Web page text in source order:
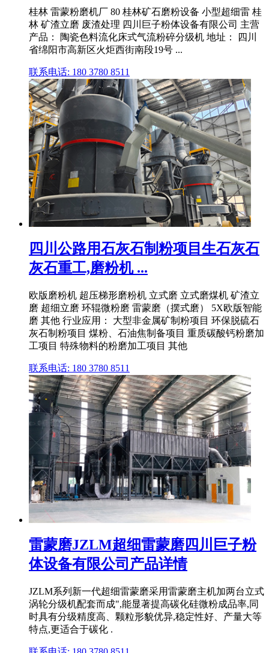
桂林 雷蒙粉磨机厂 80 桂林矿石磨粉设备 小型超细雷 桂
林 矿渣立磨 废渣处理 四川巨子粉体设备有限公司 主营
产品： 陶瓷色料流化床式气流粉碎分级机 地址： 四川
省绵阳市高新区火炬西街南段19号 ...
联系电话: 180 3780 8511
四川公路用石灰石制粉项目生石灰石
灰石重工,磨粉机 ...
欧版磨粉机 超压梯形磨粉机 立式磨 立式磨煤机 矿渣立
磨 超细立磨 环辊微粉磨 雷蒙磨（摆式磨） 5X欧版智能
磨 其他 行业应用： 大型非金属矿制粉项目 环保脱硫石
灰石制粉项目 煤粉、石油焦制备项目 重质碳酸钙粉磨加
工项目 特殊物料的粉磨加工项目 其他
联系电话: 180 3780 8511
雷蒙磨JZLM超细雷蒙磨四川巨子粉
体设备有限公司产品详情
JZLM系列新一代超细雷蒙磨采用雷蒙磨主机加两台立式
涡轮分级机配套而成",能显著提高碳化硅微粉成品率,同
时具有分级精度高、颗粒形貌优异,稳定性好、产量大等
特点,更适合于碳化 .